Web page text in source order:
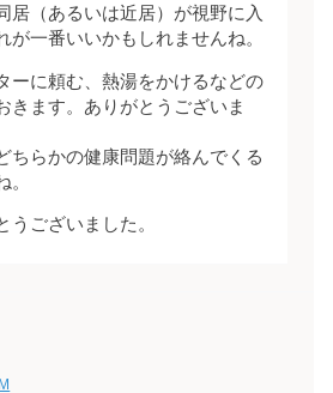
居（あるいは近居）が視野に入
が一番いいかもしれませんね。
ーに頼む、熱湯をかけるなどの
きます。ありがとうございま
ちらかの健康問題が絡んでくる
。
うございました。